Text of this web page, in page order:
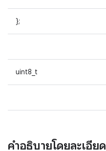
};
uint8_t
คำอธิบายโดยละเอียด